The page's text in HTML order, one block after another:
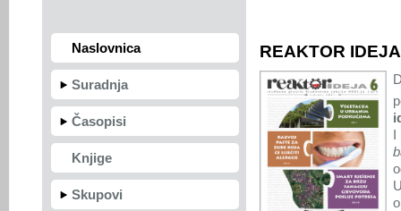
Naslovnica
Suradnja
Časopisi
Knjige
Skupovi
REAKTOR
I